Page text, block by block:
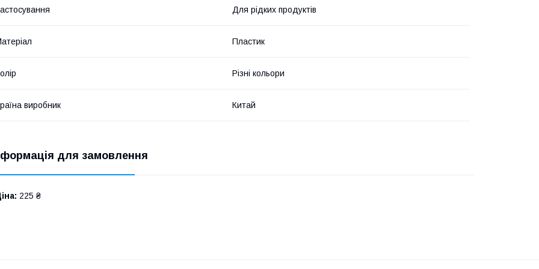
Для рідких продуктів
Пластик
Різні кольори
виробник Китай
для замовлення
225 ₴